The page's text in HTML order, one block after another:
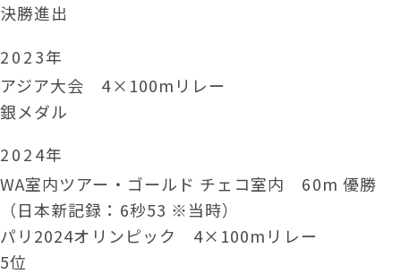
決勝進出
2023年
アジア大会 4×100mリレー
銀メダル
2024年
WA室内ツアー・ゴールド チェコ室内 60m 優勝
（日本新記録：6秒53 ※当時）
パリ2024オリンピック 4×100mリレー
5位